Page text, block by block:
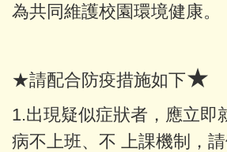
為共同維護校園環境健康。
★請配合防疫措施如下★
1.出現疑似症狀者，應立即
病不上班、不 上課機制，請